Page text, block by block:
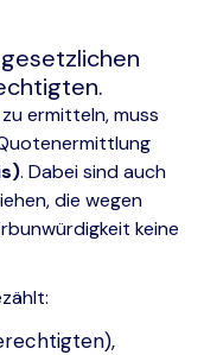
ermitteln, muss
. Dabei sind auch
die wegen
keine